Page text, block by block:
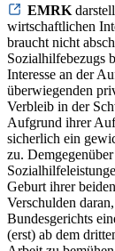
EMRK
wirtschaftlichen
braucht nicht
Sozialhilfebezugs
Interesse an der
überwiegenden
Verbleib in der
Aufgrund ihrer
sicherlich ein
zu.
Geburt ihrer
Verschulden
Bundesgerichts
(erst) ab dem